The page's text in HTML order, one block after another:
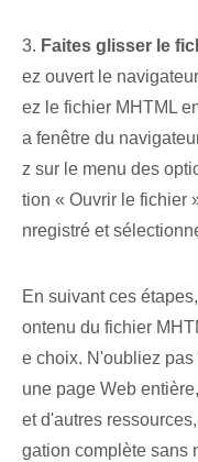
3. Faites glisser le
ez ouvert le
ez le fichier MHTML
a fenêtre du
z sur le menu des
tion « Ouvrir le fichier
nregistré et
En suivant ces
ontenu du fichier
e choix. N'oubliez
une page Web
et d'autres
gation complète sans